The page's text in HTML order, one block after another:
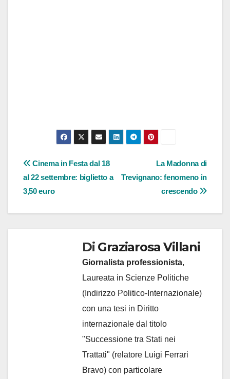
Navigazione
articoli
La Madonna di
Trevignano: fenomeno in
crescendo
Cinema in Festa dal 18
al 22 settembre: biglietto a
3,50 euro
Di Graziarosa Villani
Giornalista professionista,
Laureata in Scienze Politiche
(Indirizzo Politico-Internazionale)
con una tesi in Diritto
internazionale dal titolo
"Successione tra Stati nei
Trattati" (relatore Luigi Ferrari
Bravo) con particolare